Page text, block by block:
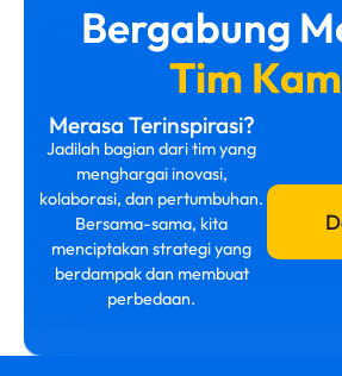
Bergabung
Tim
Merasa Terinspirasi?
Jadilah bagian dari tim yang
menghargai inovasi,
kolaborasi, dan pertumbuhan.
Bersama-sama, kita
menciptakan strategi yang
berdampak dan membuat
perbedaan.